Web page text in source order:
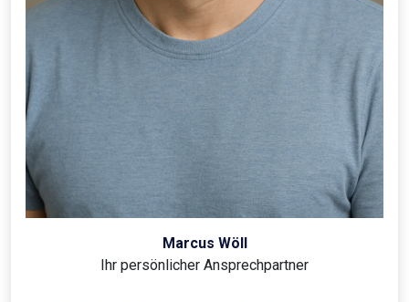
Marcus Wöll
Ihr persönlicher Ansprechpartner